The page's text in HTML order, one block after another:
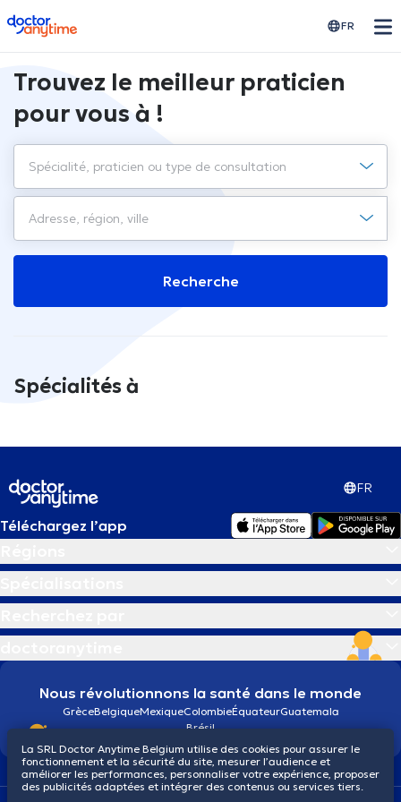
doctoranytime FR
Trouvez le meilleur praticien
pour vous à !
Recherche
Spécialités à
FR
Téléchargez l’app
Nous révolutionnons la santé dans le monde
GrèceBelgiqueMexiqueColombieÉquateurGuatemala
Brésil
La SRL Doctor Anytime Belgium utilise des cookies pour assurer le
fonctionnement et la sécurité du site, mesurer l’audience et
améliorer les performances, personnaliser votre expérience, proposer
des publicités adaptées et intégrer des contenus ou services tiers.